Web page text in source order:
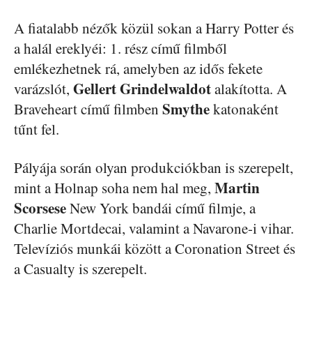
A fiatalabb nézők közül sokan a Harry Potter és
a halál ereklyéi: 1. rész című filmből
emlékezhetnek rá, amelyben az idős fekete
varázslót, Gellert Grindelwaldotalakította. A
Braveheart című filmben Smythekatonaként
tűnt fel.
Pályája során olyan produkciókban is szerepelt,
mint a Holnap soha nem hal meg, Martin
ScorseseNew York bandái című filmje, a
Charlie Mortdecai, valamint a Navarone-i vihar.
Televíziós munkái között a Coronation Street és
a Casualty is szerepelt.